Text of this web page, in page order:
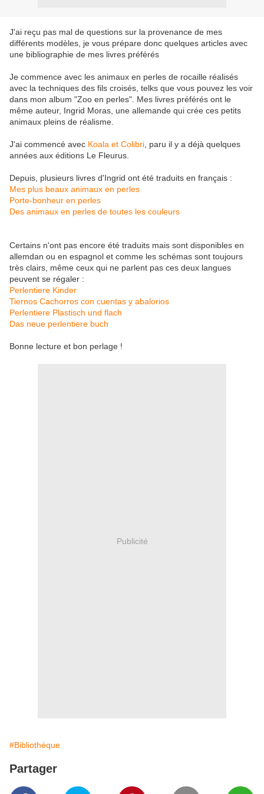
J'ai reçu pas mal de questions sur la provenance de mes
différents modèles, je vous prépare donc quelques articles avec
une bibliographie de mes livres préférés
Je commence avec les animaux en perles de rocaille réalisés
avec la techniques des fils croisés, telks que vous pouvez les voir
dans mon album "Zoo en perles". Mes livres préférés ont le
même auteur, Ingrid Moras, une allemande qui crée ces petits
animaux pleins de réalisme.
J'ai commencé avec Koala et Colibri , paru il y a déjà quelques
années aux éditions Le Fleurus.
Depuis, plusieurs livres d'Ingrid ont été traduits en français :
Mes plus beaux animaux en perles
Porte-bonheur en perles
Des animaux en perles de toutes les couleurs
Certains n'ont pas encore été traduits mais sont disponibles en
allemdan ou en espagnol et comme les schémas sont toujours
très clairs, même ceux qui ne parlent pas ces deux langues
peuvent se régaler :
Perlentiere Kinder
Tiernos Cachorros con cuentas y abalorios
Perlentiere Plastisch und flach
Das neue perlentiere buch
Bonne lecture et bon perlage !
Publicité
#Bibliothèque
Partager